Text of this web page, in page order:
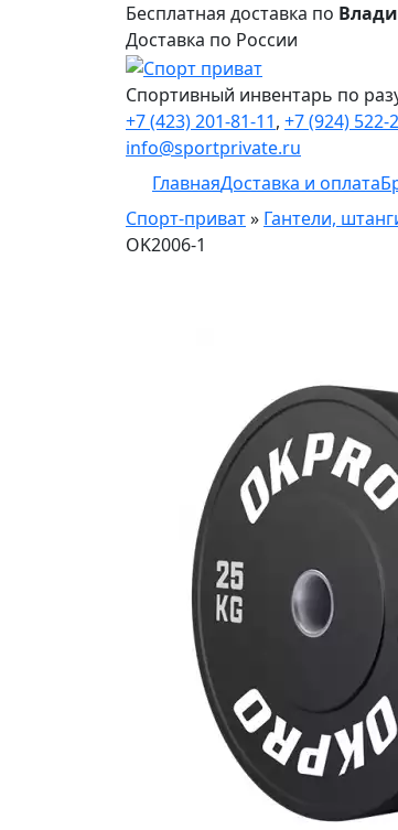
Бесплатная доставка по
Доставка по России
Спортивный инвентарь по
+7 (423) 201-81-11, +7 (924) 522-
info@sportprivate.ru
ГлавнаяДоставка и оплата
Спорт-приват» Гантели,
OK2006-1